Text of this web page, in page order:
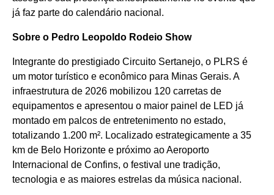
já faz parte do calendário nacional.
Sobre o Pedro Leopoldo Rodeio Show
Integrante do prestigiado Circuito Sertanejo, o PLRS é
um motor turístico e econômico para Minas Gerais. A
infraestrutura de 2026 mobilizou 120 carretas de
equipamentos e apresentou o maior painel de LED já
montado em palcos de entretenimento no estado,
totalizando 1.200 m². Localizado estrategicamente a 35
km de Belo Horizonte e próximo ao Aeroporto
Internacional de Confins, o festival une tradição,
tecnologia e as maiores estrelas da música nacional.